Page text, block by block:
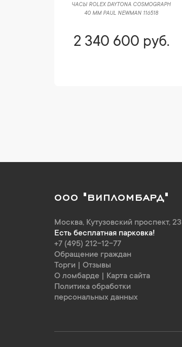
ЧАСЫ ROLEX DAYTONA COSMOGRAPH
40 ММ PAUL NEWMAN 116518
2 340 600 руб.
ООО "ВИПЛОМБАРД"
Москва, Кутузовский проспект, 23
Есть бесплатная парковка!
+7 (495) 212-12-77
Обращение граждан
Торги
Отзывы
О ломбарде
Карта сайта
Политика обработки
персональных данных